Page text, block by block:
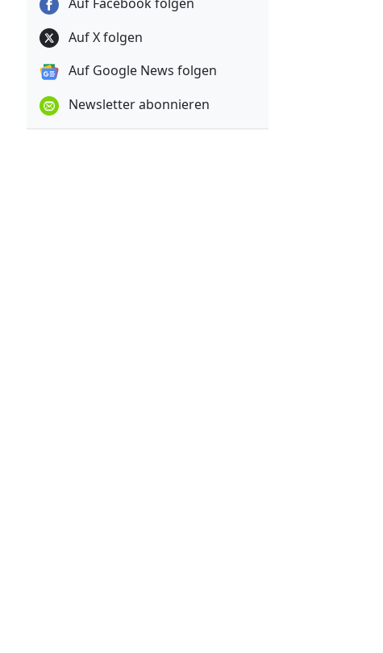
Auf X folgen
Auf Google News folgen
Newsletter abonnieren